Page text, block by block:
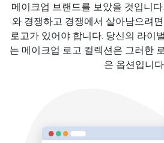
메이크업 브랜드를 보았을 것입니
와 경쟁하고 경쟁에서 살아남으려
로고가 있어야 합니다. 당신의 라이
는 메이크업 로고 컬렉션은 그러한
은 옵션입니